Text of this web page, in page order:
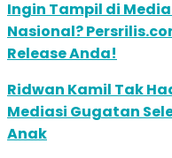
Ingin Tampil di
Nasional?
Release Anda!
Ridwan Kamil Tak
Mediasi Gugatan
Anak